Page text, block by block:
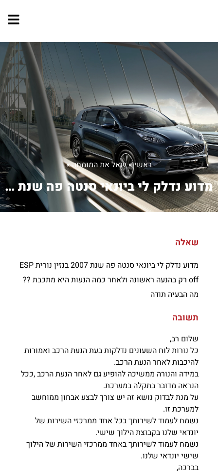
ראשי»שאל את המומחה»
מדוע נדלק לי ביונאי סנטה פה שנת 2007 ...
שאלה
מדוע נדלק לי ביונאי סנטה פה שנת 2007 בנזין נורית ESP
off רק בהנעה ראשונה ולאחר כמה הנעות היא מתכבת ??
מה הבעיה תודה
תשובה
שלום רב,
כל נורות לוח השעונים נדלקות בעת הנעת הרכב ואמורות
להיכבות לאחר הנעת הרכב.
במידה והנורה ממשיכה להופיע גם לאחר הנעת הרכב ,ככל
הנראה מדובר בתקלה במערכת.
על מנת לבדוק נושא זה יש צורך לבצע אבחון ממוחשב
למערכת זו.
נשמח לעמוד לשירותך בכל אחד ממרכזי השירות של
יונדאי שלנו בקבוצת הילוך שישי.
נשמח לעמוד לשירותך באחד ממרכזי השירות של הילוך
שישי יונדאי שלנו.
בברכה,